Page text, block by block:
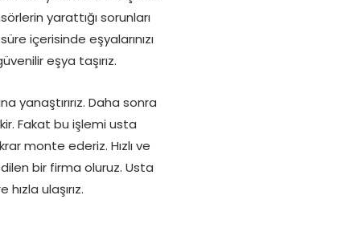
yarattığı sorunları
içerisinde eşyalarınızı
eşya taşırız.
yanaştırırız. Daha sonra
Fakat bu işlemi usta
monte ederiz. Hızlı ve
bir firma oluruz. Usta
ulaşırız.